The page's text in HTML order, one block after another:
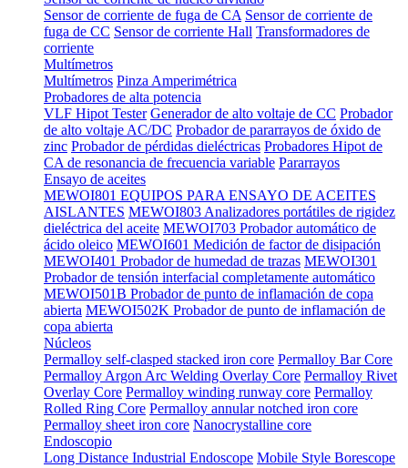
Sensor de corriente de fuga de CA Sensor de corriente de
fuga de CC Sensor de corriente Hall Transformadores de
corriente
Multímetros
Multímetros Pinza Amperimétrica
Probadores de alta potencia
VLF Hipot Tester Generador de alto voltaje de CC Probador
de alto voltaje AC/DC Probador de pararrayos de óxido de
zinc Probador de pérdidas dieléctricas Probadores Hipot de
CA de resonancia de frecuencia variable Pararrayos
Ensayo de aceites
MEWOI801 EQUIPOS PARA ENSAYO DE ACEITES
AISLANTES MEWOI803 Analizadores portátiles de rigidez
dieléctrica del aceite MEWOI703 Probador automático de
ácido oleico MEWOI601 Medición de factor de disipación
MEWOI401 Probador de humedad de trazas MEWOI301
Probador de tensión interfacial completamente automático
MEWOI501B Probador de punto de inflamación de copa
abierta MEWOI502K Probador de punto de inflamación de
copa abierta
Núcleos
Permalloy self-clasped stacked iron core Permalloy Bar Core
Permalloy Argon Arc Welding Overlay Core Permalloy Rivet
Overlay Core Permalloy winding runway core Permalloy
Rolled Ring Core Permalloy annular notched iron core
Permalloy sheet iron core Nanocrystalline core
Endoscopio
Long Distance Industrial Endoscope Mobile Style Borescope